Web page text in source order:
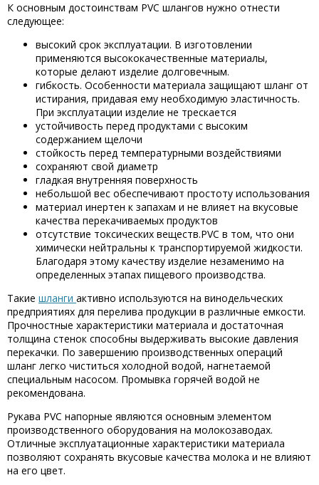
К основным достоинствам PVC шлангов нужно отнести
следующее:
высокий срок эксплуатации. В изготовлении
применяются высококачественные материалы,
которые делают изделие долговечным.
гибкость. Особенности материала защищают шланг от
истирания, придавая ему необходимую эластичность.
При эксплуатации изделие не трескается
устойчивость перед продуктами с высоким
содержанием щелочи
стойкость перед температурными воздействиями
сохраняют свой диаметр
гладкая внутренняя поверхность
небольшой вес обеспечивают простоту использования
материал инертен к запахам и не влияет на вкусовые
качества перекачиваемых продуктов
отсутствие токсических веществ.PVC в том, что они
химически нейтральны к транспортируемой жидкости.
Благодаря этому качеству изделие незаменимо на
определенных этапах пищевого производства.
Такие шланги активно используются на винодельческих
предприятиях для перелива продукции в различные емкости.
Прочностные характеристики материала и достаточная
толщина стенок способны выдерживать высокие давления
перекачки. По завершению производственных операций
шланг легко чиститься холодной водой, нагнетаемой
специальным насосом. Промывка горячей водой не
рекомендована.
Рукава PVC напорные являются основным элементом
производственного оборудования на молокозаводах.
Отличные эксплуатационные характеристики материала
позволяют сохранять вкусовые качества молока и не влияют
на его цвет.